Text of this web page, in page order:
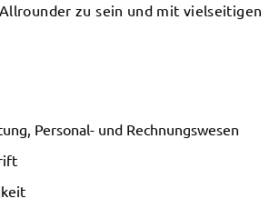
zu sein und mit vielseitigen
Personal- und Rechnungswesen